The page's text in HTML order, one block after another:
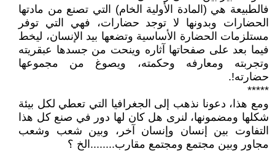
فالطبيعة هي (المادة الأولية الخام) التي تصنع من مادتها
الحضارات وبدونها لا توجد حضارات، فهي التي توفر
مستلزمات الحضارة الأساسية وتضعها بيد الإنسان، ليخط
فيما بعد على صفحاتها آثاره وينحت من جسدها عبقريته
وتجربته ومعارفه وحكمته، ويصوغ من مجموعها
حضارته!.
*****
ومع هذا، دعونا نذهب إلى الجغرافيا التي تعطي لكل بيئة
شكلها ومضمونها، لنرى هل كان لها دور في صنع كل هذا
التفاوت بين إنسان وإنسان آخر، وبين شعب وشعب
مجاور وبين مجتمع ومجتمع مقارب........الخ ؟